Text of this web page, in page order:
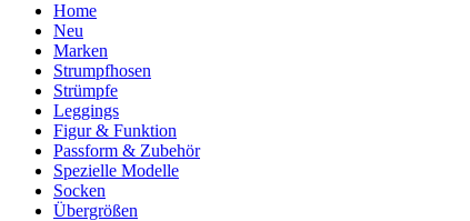
Home
Neu
Marken
Strumpfhosen
Strümpfe
Leggings
Figur & Funktion
Passform & Zubehör
Spezielle Modelle
Socken
Übergrößen